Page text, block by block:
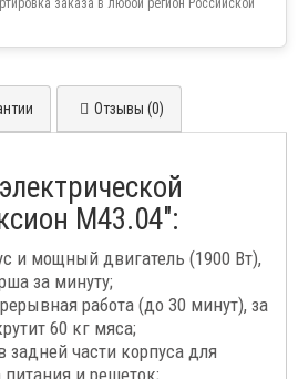
заказа в любой регион Российской
Отзывы (0)
М43.04":
и мощный двигатель (1900 Вт),
за минуту;
работа (до 30 минут), за
60 кг мяса;
задней части корпуса для
и решеток;